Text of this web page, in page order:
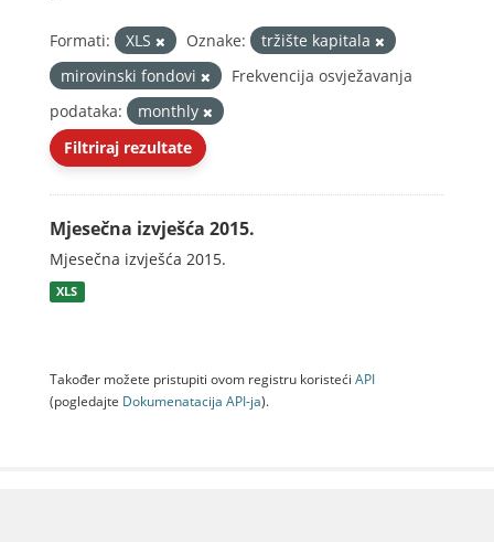
Formati: XLS Oznake:
tržište kapitala
mirovinski fondovi
Frekvencija osvježavanja
podataka:
monthly
Filtriraj rezultate
Mjesečna izvješća 2015.
Mjesečna izvješća 2015.
XLS
Također možete pristupiti ovom registru koristeći API
(pogledajte Dokumenаtаcijа API-jа).